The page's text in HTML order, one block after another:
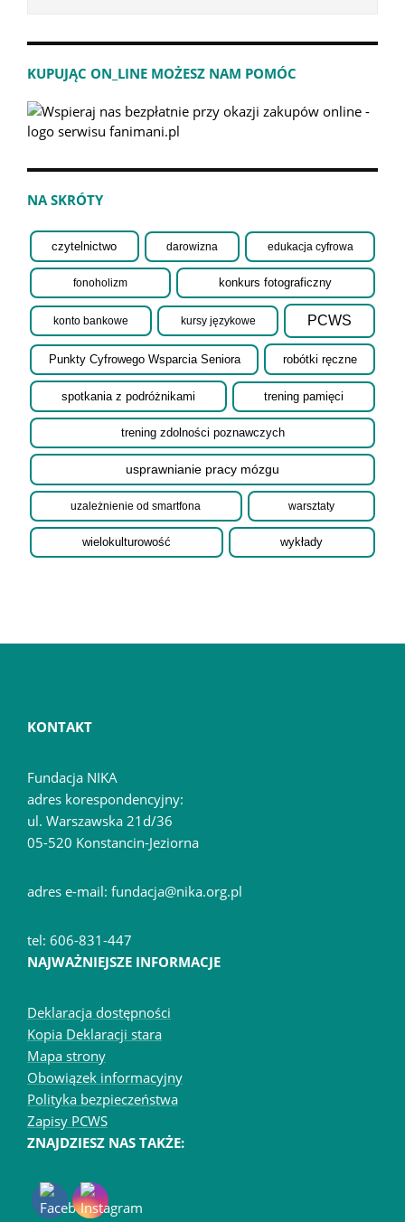
KUPUJĄC ON_LINE MOŻESZ NAM POMÓC
NA SKRÓTY
czytelnictwo darowizna edukacja cyfrowa
fonoholizm konkurs fotograficzny
konto bankowe kursy językowe PCWS
Punkty Cyfrowego Wsparcia Seniora robótki ręczne
spotkania z podróżnikami trening pamięci
trening zdolności poznawczych
usprawnianie pracy mózgu
uzależnienie od smartfona warsztaty
wielokulturowość wykłady
KONTAKT
Fundacja NIKA
adres korespondencyjny:
ul. Warszawska 21d/36
05-520 Konstancin-Jeziorna
adres e-mail: fundacja@nika.org.pl
tel: 606-831-447
NAJWAŻNIEJSZE INFORMACJE
Deklaracja dostępności
Kopia Deklaracji stara
Mapa strony
Obowiązek informacyjny
Polityka bezpieczeństwa
Zapisy PCWS
ZNAJDZIESZ NAS TAKŻE: